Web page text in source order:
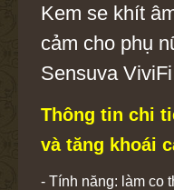
Kem se khít
cảm cho phụ
Sensuva ViviFi
Thông tin chi
và tăng khoái
- Tính năng: làm co